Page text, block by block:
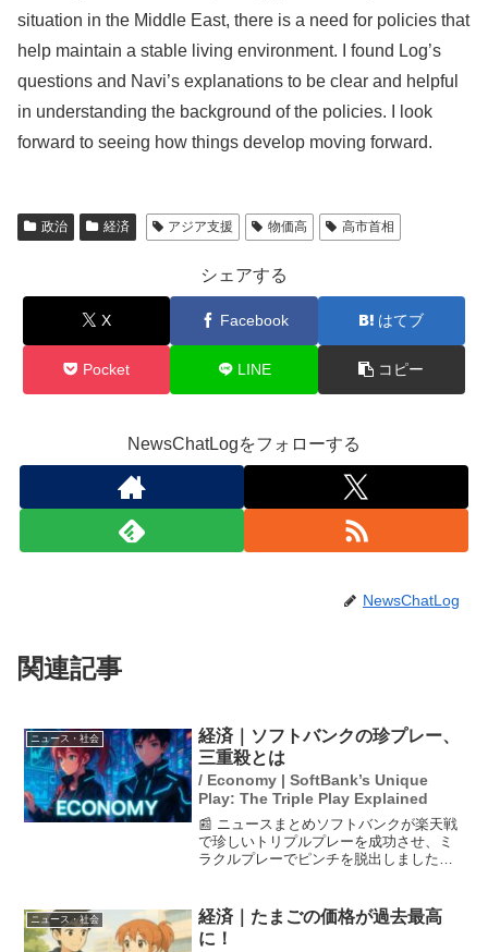
situation in the Middle East, there is a need for policies that
help maintain a stable living environment. I found Log’s
questions and Navi’s explanations to be clear and helpful
in understanding the background of the policies. I look
forward to seeing how things develop moving forward.
政治 経済 アジア支援 物価高 高市首相
シェアする
X Facebook はてブ
Pocket LINE コピー
NewsChatLogをフォローする
NewsChatLog
関連記事
ニュース・社会
経済｜ソフトバンクの珍プレー、
三重殺とは
/ Economy | SoftBank’s Unique
Play: The Triple Play Explained
📰 ニュースまとめソフトバンクが楽天戦
で珍しいトリプルプレーを成功させ、ミ
ラクルプレーでピンチを脱出しました。
す。若手投手の前田悠伍選手は、このプ
レーに助けら...
ニュース・社会
経済｜たまごの価格が過去最高
に！